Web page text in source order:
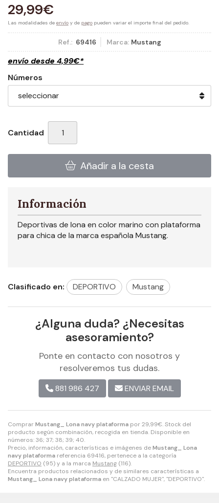
29,99€
Las modalidades de envío y de pago pueden variar el importe final del pedido.
Ref.: 69416 Marca: Mustang
envío desde 4,99€*
Números
Cantidad
Añadir a la cesta
ComprarMustang_ Lona navy plataforma por29,99€. Stock del
producto según combinación, recogida en tienda. Disponible en
números: 36; 37; 38; 39; 40.
Precio, información, características e imágenes deMustang_ Lona
navy plataforma referencia 69416, pertenece a la categoría
DEPORTIVO (95) y a la marca Mustang (116).
Encuentra productos relacionados y de similares características a
Mustang_ Lona navy plataforma en "CALZADO MUJER", "DEPORTIVO".
Información
Deportivas de lona en color marino con plataforma
para chica de la marca española Mustang.
Clasificado en: DEPORTIVO Mustang
¿Alguna duda? ¿Necesitas
asesoramiento?
Ponte en contacto con nosotros y
resolveremos tus dudas.
881 986 427 ENVIAR EMAIL